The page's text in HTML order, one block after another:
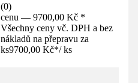
(0)
cenu — 9700,00 Kč *
Všechny ceny vč. DPH a bez
nákladů na přepravu za
ks9700,00 Kč*/ ks